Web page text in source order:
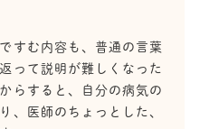
すむ内容も、普通の言葉
って説明が難しくなった
らすると、自分の病気の
、医師のちょっとした、